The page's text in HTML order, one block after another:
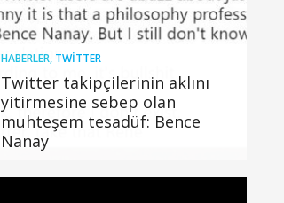
HABERLER, TWITTER
Twitter takipçilerinin aklını
yitirmesine sebep olan
muhteşem tesadüf: Bence
Nanay